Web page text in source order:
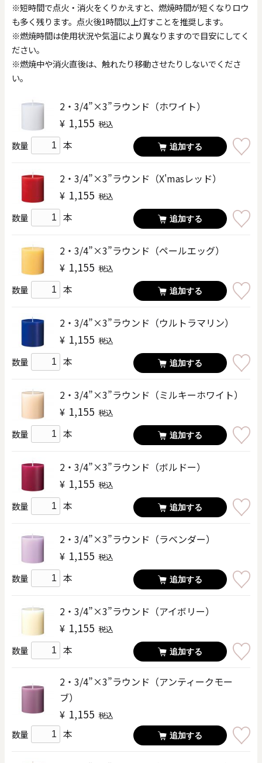
※短時間で点火・消火をくりかえすと、燃焼時間が短くなりロウ
も多く残ります。点火後1時間以上灯すことを推奨します。
※燃焼時間は使用状況や気温により異なりますので目安にしてく
ださい。
※燃焼中や消火直後は、触れたり移動させたりしないでくださ
い。
2・3/4”×3”ラウンド（ホワイト）
¥ 1,155 税込
数量 本 追加する
2・3/4”×3”ラウンド（X'masレッド）
¥ 1,155 税込
数量 本 追加する
2・3/4”×3”ラウンド（ペールエッグ）
¥ 1,155 税込
数量 本 追加する
2・3/4”×3”ラウンド（ウルトラマリン）
¥ 1,155 税込
数量 本 追加する
2・3/4”×3”ラウンド（ミルキーホワイト）
¥ 1,155 税込
数量 本 追加する
2・3/4”×3”ラウンド（ボルドー）
¥ 1,155 税込
数量 本 追加する
2・3/4”×3”ラウンド（ラベンダー）
¥ 1,155 税込
数量 本 追加する
2・3/4”×3”ラウンド（アイボリー）
¥ 1,155 税込
数量 本 追加する
2・3/4”×3”ラウンド（アンティークモー
ブ）
¥ 1,155 税込
数量 本 追加する